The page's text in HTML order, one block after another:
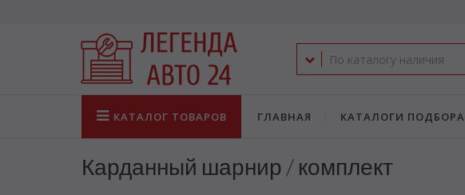
КАТАЛОГ ТОВАРОВ ГЛАВНАЯ КАТАЛОГИ ПОДБОРА
Карданный шарнир / комплект